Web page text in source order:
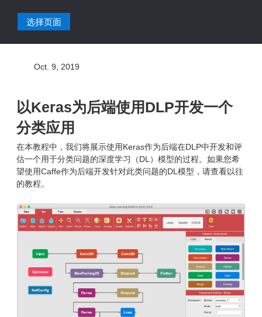
选择页面
Oct. 9, 2019
以Keras为后端使用DLP开发一个
分类应用
在本教程中，我们将展示使用Keras作为后端在DLP中开发和评
估一个用于分类问题的深度学习（DL）模型的过程。如果您希
望使用Caffe作为后端开发针对此类问题的DL模型，请查看以往
的教程。